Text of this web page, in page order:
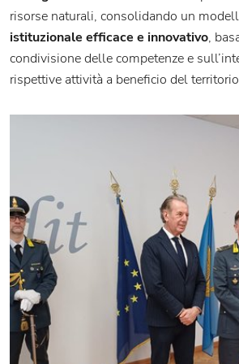
risorse naturali, consolidando un
istituzionale efficace e innovativo,
condivisione delle competenze e
rispettive attività a beneficio del